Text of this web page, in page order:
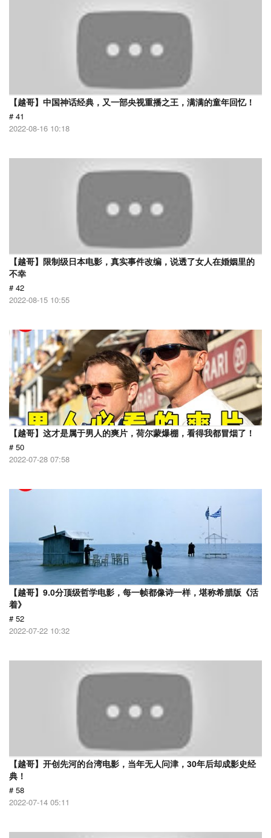
【越哥】中国神话经典，又一部央视重播之王，满满的童年回忆！
# 41
2022-08-16 10:18
【越哥】限制级日本电影，真实事件改编，说透了女人在婚姻里的
不幸
# 42
2022-08-15 10:55
【越哥】这才是属于男人的爽片，荷尔蒙爆棚，看得我都冒烟了！
# 50
2022-07-28 07:58
【越哥】9.0分顶级哲学电影，每一帧都像诗一样，堪称希腊版《活
着》
# 52
2022-07-22 10:32
【越哥】开创先河的台湾电影，当年无人问津，30年后却成影史经
典！
# 58
2022-07-14 05:11